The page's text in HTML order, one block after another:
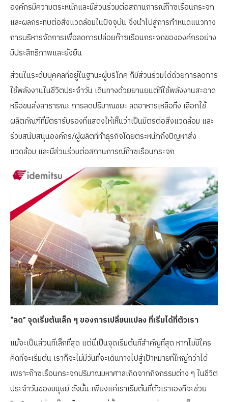
องค์กรมีความตระหนักและมีส่วนร่วมต่อสถานการณ์ก๊าซเรือนกระจก
และผลกระทบต่อสิ่งแวดล้อมในปัจจุบัน จึงนำไปสู่การกำหนดแนวทาง
การบริหารจัดการเพื่อลดการปล่อยก๊าซเรือนกระจกขององค์กรอย่าง
มีประสิทธิภาพและยั่งยืน
ส่วนในระดับบุคคลที่อยู่ในฐานะผู้บริโภค ก็มีส่วนร่วมได้ด้วยการลดการ
ใช้พลังงานในชีวิตประจำวัน เดินทางด้วยยานยนต์ที่ใช้พลังงานสะอาด
หรือขนส่งสาธารณะ การลดปริมาณขยะ ลดอาหารเหลือทิ้ง เลือกใช้
ผลิตภัณฑ์ที่มีตรารับรองที่แสดงให้เห็นว่าเป็นมิตรต่อสิ่งแวดล้อม และ
ร่วมสนับสนุนองค์กร/ผู้ผลิตที่ทำธุรกิจโดยตระหนักถึงปัญหาสิ่ง
แวดล้อม และมีส่วนร่วมต่อสถานการณ์ก๊าซเรือนกระจก
“ลด” จุดเริ่มต้นเล็ก ๆ ของการเปลี่ยนแปลง ที่เริ่มได้ที่ตัวเรา
แม้จะเป็นส่วนที่เล็กที่สุด แต่นี่เป็นจุดเริ่มต้นที่สำคัญที่สุด หากไม่มีใคร
คิดที่จะเริ่มต้น เราก็จะไม่มีวันที่จะเดินทางไปสู่เป้าหมายที่ใหญ่กว่าได้
เพราะก๊าซเรือนกระจกปริมาณมหาศาลเกิดจากกิจกรรมต่าง ๆ ในชีวิต
ประจำวันของมนุษย์ ดังนั้น เพียงแค่เราเริ่มต้นที่ตัวเราเองที่จะช่วย